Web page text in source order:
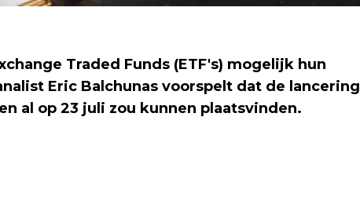
Traded Funds (ETF's) mogelijk hun
Eric Balchunas voorspelt dat de lancering
al op 23 juli zou kunnen plaatsvinden.